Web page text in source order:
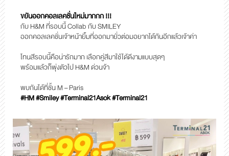
ขยันออกคอลเลคชั่นใหม่มากกก !!!
กับ H&M ที่รอบนี้ Collab กับ SMILEY
ออกคอลเลคชั่นเจ้าหน้ายิ้มที่ออกมายั่วต่อมอยากได้กันอีกแล้วเจ้าค่า
โทนสีรอบนี้คือน่ารักมาก เลือกคู่สีมาใช้ได้ดีงามแบบสุดๆ
พร้อมแล้วก็พุ่งตัวไป H&M ด่วนจ้า
พบกันได้ที่ชั้น M – Paris
#HM #Smiley #Terminal21Asok #Terminal21